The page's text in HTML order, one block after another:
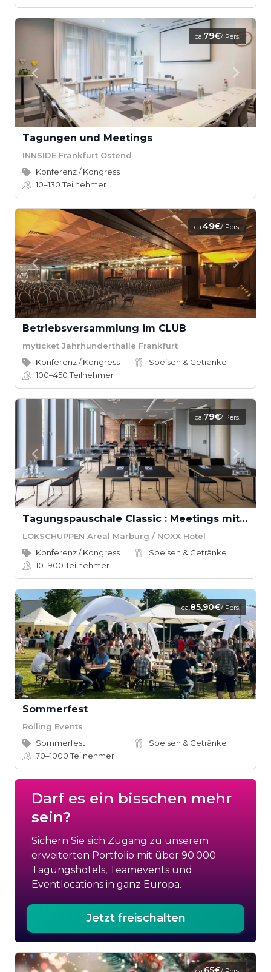
ca.79€/ Pers.
Tagungen und Meetings
INNSIDE Frankfurt Ostend
Konferenz / Kongress
10–130Teilnehmer
ca.49€/ Pers.
Betriebsversammlung im CLUB
myticket Jahrhunderthalle Frankfurt
Konferenz / Kongress
Speisen & Getränke
100–450Teilnehmer
ca.79€/ Pers.
Tagungspauschale Classic : Meetings mit Charakter
LOKSCHUPPEN Areal Marburg / NOXX Hotel
Konferenz / Kongress
Speisen & Getränke
10–900Teilnehmer
ca.85,90€/ Pers.
Sommerfest
Rolling Events
Sommerfest
Speisen & Getränke
70–1000Teilnehmer
Darf es ein bisschen mehr
sein?
Sichern Sie sich Zugang zu unserem
erweiterten Portfolio mit über 90.000
Tagungshotels, Teamevents und
Eventlocations in ganz Europa.
Jetzt freischalten